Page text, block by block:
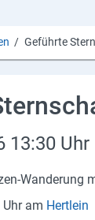
/ Geführte
13:30 Uhr
​Wanderung
am Hertlein